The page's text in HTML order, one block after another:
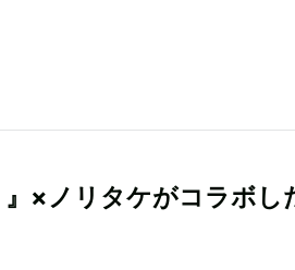
』×ノリタケがコラボし